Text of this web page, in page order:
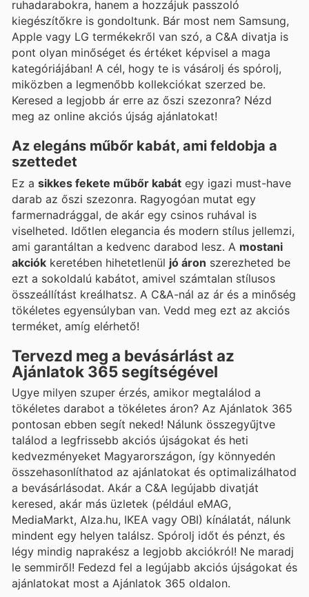
ruhadarabokra, hanem a hozzájuk passzoló
kiegészítőkre is gondoltunk. Bár most nem Samsung,
Apple vagy LG termékekről van szó, a C&A divatja is
pont olyan minőséget és értéket képvisel a maga
kategóriájában! A cél, hogy te is vásárolj és spórolj,
miközben a legmenőbb kollekciókat szerzed be.
Keresed a legjobb ár erre az őszi szezonra? Nézd
meg az online akciós újság ajánlatokat!
Az elegáns műbőr kabát, ami feldobja a
szettedet
Ez a sikkes fekete műbőr kabát egy igazi must-have
darab az őszi szezonra. Ragyogóan mutat egy
farmernadrággal, de akár egy csinos ruhával is
viselheted. Időtlen elegancia és modern stílus jellemzi,
ami garantáltan a kedvenc darabod lesz. A mostani
akciók keretében hihetetlenül jó áron szerezheted be
ezt a sokoldalú kabátot, amivel számtalan stílusos
összeállítást kreálhatsz. A C&A-nál az ár és a minőség
tökéletes egyensúlyban van. Vedd meg ezt az akciós
terméket, amíg elérhető!
Tervezd meg a bevásárlást az
Ajánlatok 365 segítségével
Ugye milyen szuper érzés, amikor megtalálod a
tökéletes darabot a tökéletes áron? Az Ajánlatok 365
pontosan ebben segít neked! Nálunk összegyűjtve
találod a legfrissebb akciós újságokat és heti
kedvezményeket Magyarországon, így könnyedén
összehasonlíthatod az ajánlatokat és optimalizálhatod
a bevásárlásodat. Akár a C&A legújabb divatját
keresed, akár más üzletek (például eMAG,
MediaMarkt, Alza.hu, IKEA vagy OBI) kínálatát, nálunk
mindent egy helyen találsz. Spórolj időt és pénzt, és
légy mindig naprakész a legjobb akciókról! Ne maradj
le semmiről! Fedezd fel a legújabb akciós újságokat és
ajánlatokat most a Ajánlatok 365 oldalon.